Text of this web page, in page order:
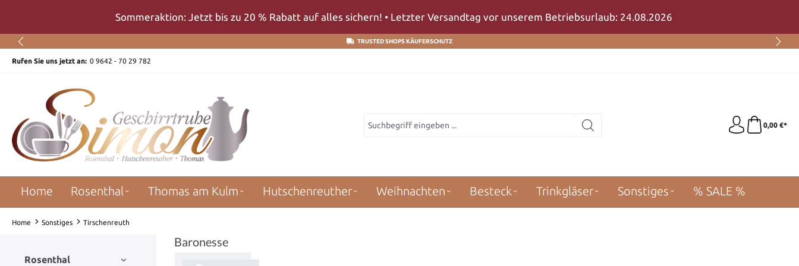
Zur Hauptnavigation springenSommeraktion: Jetzt bis zu 20 % Rabatt auf alles sichern! • Letzter Versandtag vor unserem Betriebsurlaub: 24.08.2026
TRUSTED SHOPS KÄUFERSCHUTZ
Rufen Sie uns jetzt an: 0 9642 - 70 29 782
0,00 €*
Home Rosenthal Thomas am Kulm Hutschenreuther Weihnachten Besteck Trinkgläser Sonstiges % SALE %
Home Sonstiges Tirschenreuth
Rosenthal
Baronesse